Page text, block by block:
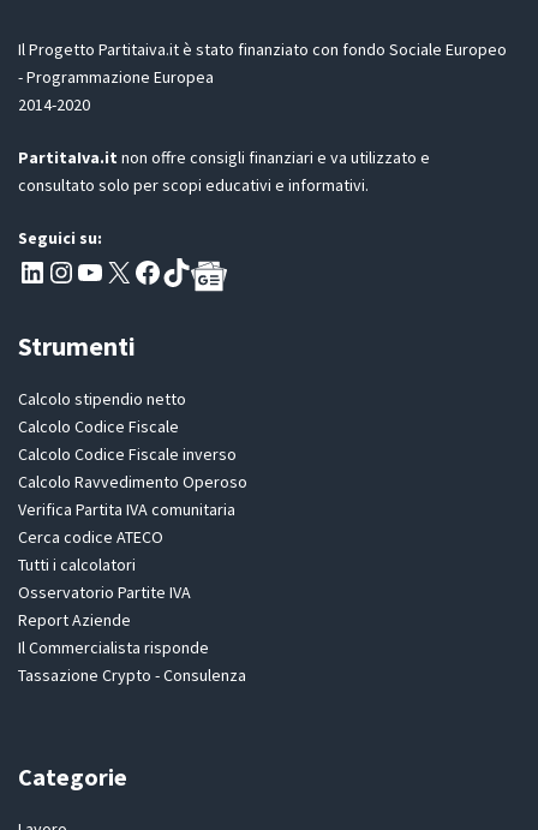
D
R
*
Il Progetto Partitaiva.it è stato finanziato con fondo Sociale Europeo
- Programmazione Europea
2014-2020
PartitaIva.it non offre consigli finanziari e va utilizzato e
consultato solo per scopi educativi e informativi.
Seguici su:
Pagina LinkedIn PartitaIva
Instagram
Canale YouTube Evoluzione - Partitaiva.it
X Segui PartitaIva su Facebook
TikTok
Strumenti
Calcolo stipendio netto
Calcolo Codice Fiscale
Calcolo Codice Fiscale inverso
Calcolo Ravvedimento Operoso
Verifica Partita IVA comunitaria
Cerca codice ATECO
Tutti i calcolatori
Osservatorio Partite IVA
Report Aziende
Il Commercialista risponde
Tassazione Crypto - Consulenza
Categorie